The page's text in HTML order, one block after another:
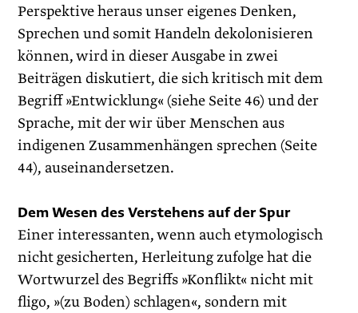
Perspektive heraus unser eigenes Denken,
Sprechen und somit Handeln dekoloni­sieren
können, wird in dieser Ausgabe in zwei
Beiträgen diskutiert, die sich kritisch mit dem
Begriff »Entwicklung« (siehe Seite 46) und der
Sprache, mit der wir über Menschen aus
indigenen Zusammenhängen sprechen (Seite
44), auseinandersetzen.
Dem Wesen des Verstehens auf der Spur
Einer interessanten, wenn auch etymologisch
nicht gesicherten, Herleitung zufolge hat die
Wortwurzel des Begriffs »Konflikt« nicht mit
fligo, »(zu Boden) schlagen«, sondern mit